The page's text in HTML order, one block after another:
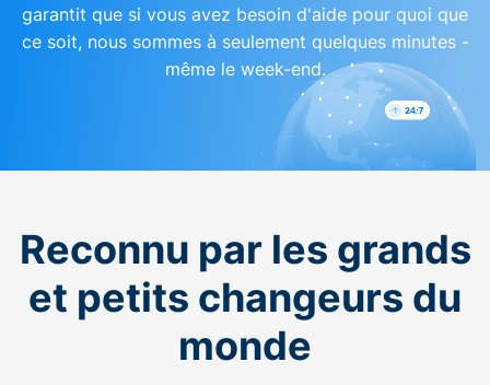
garantit que si vous avez besoin d'aide pour quoi que
ce soit, nous sommes à seulement quelques minutes -
même le week-end.
Reconnu par les grands
et petits changeurs du
monde